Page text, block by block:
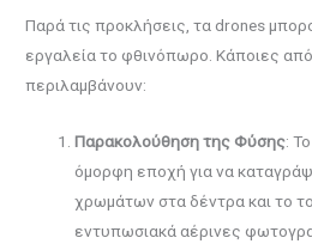
Παρά τις προκλήσεις, τα drones
εργαλεία το φθινόπωρο. Κάποιες
περιλαμβάνουν:
Παρακολούθηση της Φύσης:
όμορφη εποχή για να
χρωμάτων στα δέντρα και το
εντυπωσιακά αέρινες